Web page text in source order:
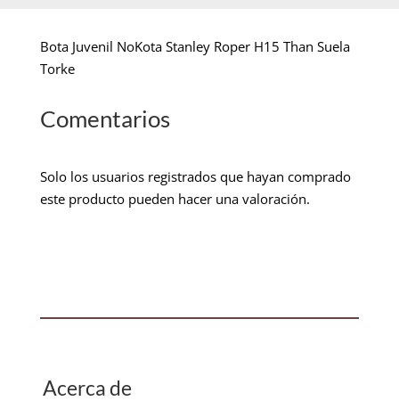
Bota Juvenil NoKota Stanley Roper H15 Than Suela
Torke
Comentarios
Solo los usuarios registrados que hayan comprado
este producto pueden hacer una valoración.
Acerca de